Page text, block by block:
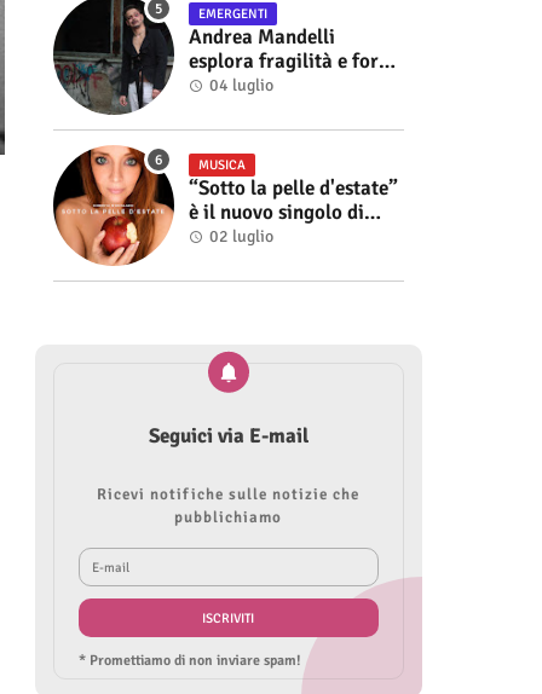
EMERGENTI
Andrea Mandelli
esplora fragilità e forza
nel videoclip di “Sofia”
04 luglio
MUSICA
“Sotto la pelle d'estate”
è il nuovo singolo di
Roberta Modìgliani
02 luglio
Seguici via E-mail
Ricevi notifiche sulle notizie che
pubblichiamo
* Promettiamo di non inviare spam!